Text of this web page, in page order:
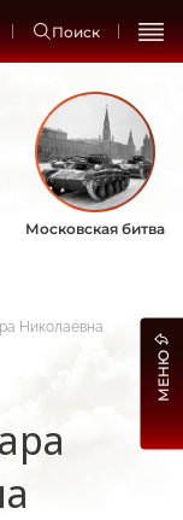
Поиск
Московская битва
Николаевна
МЕНЮ